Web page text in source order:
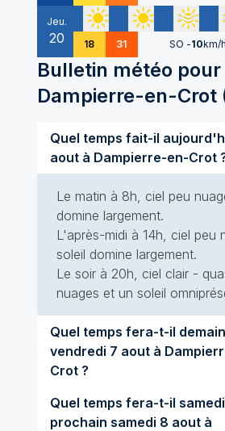
Jeu.
20 18 31 SO -10km/h
Bulletin météo pour
Dampierre-en-Crot
Quel temps fait-il
aout à Dampierre-en-Crot
Le matin à 8h, ciel peu
domine largement.
L'après-midi à 14h, ciel peu
soleil domine largement.
Le soir à 20h, ciel clair -
nuages et un soleil
Quel temps fera-t-il demain
vendredi 7 aout à Dampierre-en-
Crot ?
Quel temps fera-t-il samedi
prochain samedi 8 aout à